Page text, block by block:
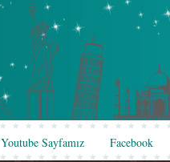
Youtube Sayfamız Facebook